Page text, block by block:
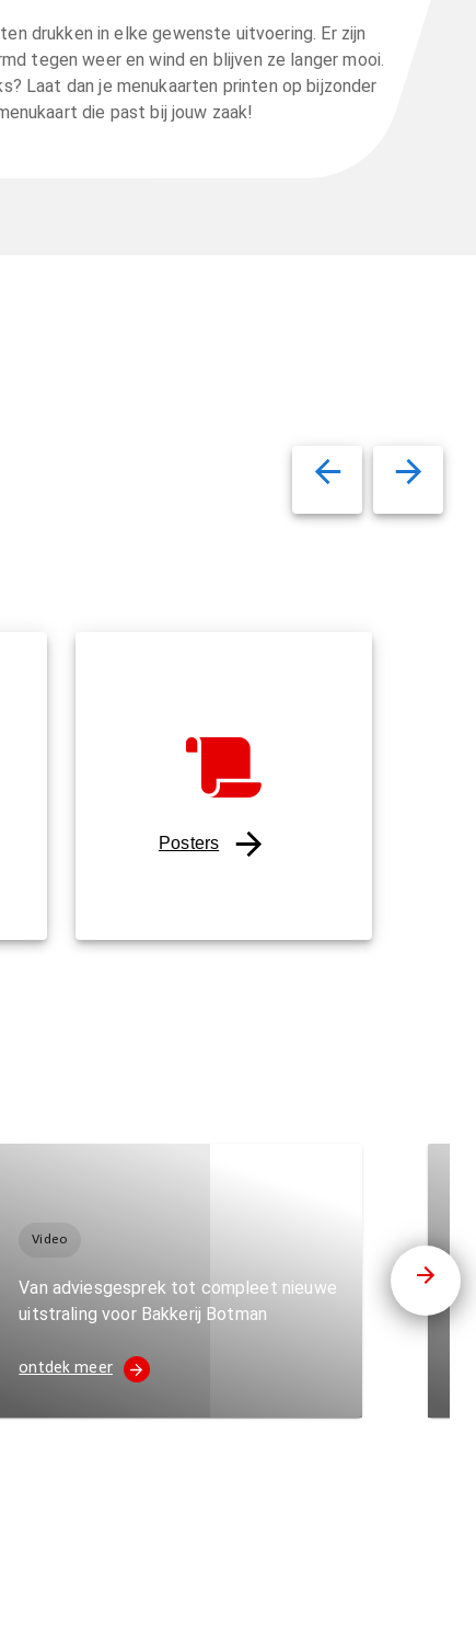
drukken in elke gewenste uitvoering. Er zijn
tegen weer en wind en blijven ze langer mooi.
Laat dan je menukaarten printen op bijzonder
die past bij jouw zaak!
Posters
Video
Van adviesgesprek tot compleet nieuwe
uitstraling voor Bakkerij Botman
ontdek meer